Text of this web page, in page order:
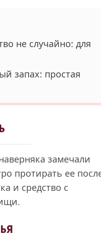
не случайно: для
запах: простая
замечали
протирать ее
и средство с